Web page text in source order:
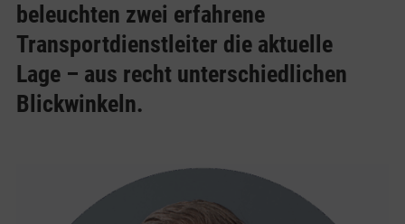
beleuchten zwei erfahrene
Transportdienstleiter die aktuelle
Lage – aus recht unterschiedlichen
Blickwinkeln.